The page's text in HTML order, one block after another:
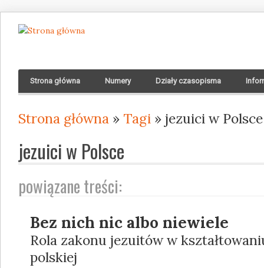
Strona główna Numery Działy czasopisma
Jesteś tutaj
Strona główna » Tagi » jezuici w Polsce
jezuici w Polsce
powiązane treści:
Bez nich nic albo niewiele
Rola zakonu jezuitów w
polskiej